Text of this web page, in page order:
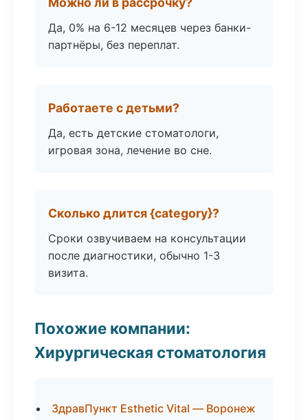
Да, 0% на 6-12 месяцев через банки-
партнёры, без переплат.
Работаете с детьми?
Да, есть детские стоматологи,
игровая зона, лечение во сне.
Сколько длится {category}?
Сроки озвучиваем на консультации
после диагностики, обычно 1-3
визита.
Похожие компании:
Хирургическая стоматология
ЗдравПункт Esthetic Vital — Воронеж